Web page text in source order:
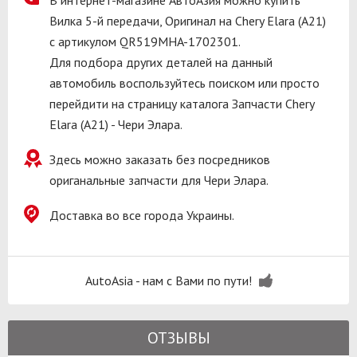
Вилка 5-й передачи, Оригинал на Chery Elara (A21)
с артикулом QR519MHA-1702301.
Для подбора других деталей на данный
автомобиль воспользуйтесь поиском или просто
перейдити на страницу каталога Запчасти Chery
Elara (A21) - Чери Элара.
Здесь можно заказать без посредников
ориганальные запчасти для Чери Элара.
Доставка во все города Украины.
AutoAsia - нам с Вами по пути!
ОТЗЫВЫ